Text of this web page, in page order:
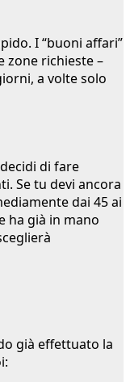
I “buoni affari”
zone richieste –
a volte solo
di fare
Se tu devi ancora
dai 45 ai
ha già in mano
già effettuato la